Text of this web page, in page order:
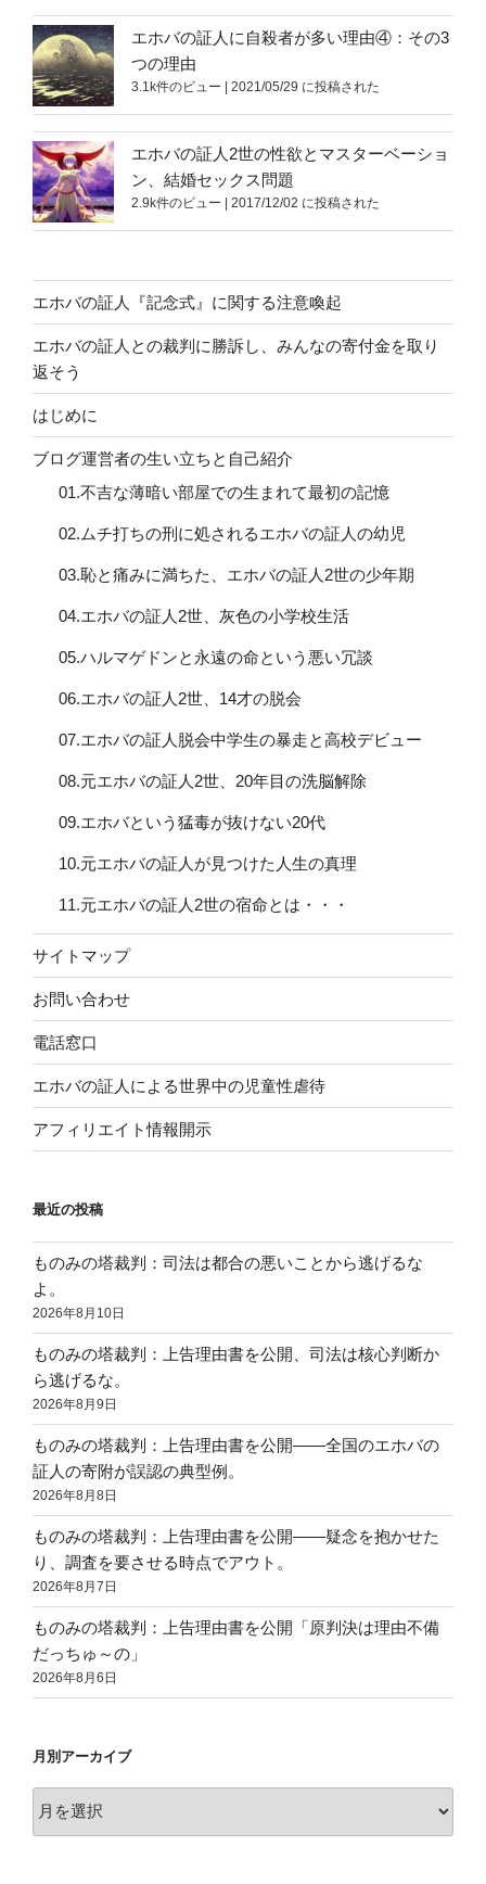
エホバの証人に自殺者が多い理由④：その3
つの理由
3.1k件のビュー | 2021/05/29 に投稿された
エホバの証人2世の性欲とマスターベーショ
ン、結婚セックス問題
2.9k件のビュー | 2017/12/02 に投稿された
エホバの証人『記念式』に関する注意喚起
エホバの証人との裁判に勝訴し、みんなの寄付金を取り
返そう
はじめに
ブログ運営者の生い立ちと自己紹介
01.不吉な薄暗い部屋での生まれて最初の記憶
02.ムチ打ちの刑に処されるエホバの証人の幼児
03.恥と痛みに満ちた、エホバの証人2世の少年期
04.エホバの証人2世、灰色の小学校生活
05.ハルマゲドンと永遠の命という悪い冗談
06.エホバの証人2世、14才の脱会
07.エホバの証人脱会中学生の暴走と高校デビュー
08.元エホバの証人2世、20年目の洗脳解除
09.エホバという猛毒が抜けない20代
10.元エホバの証人が見つけた人生の真理
11.元エホバの証人2世の宿命とは・・・
サイトマップ
お問い合わせ
電話窓口
エホバの証人による世界中の児童性虐待
アフィリエイト情報開示
最近の投稿
ものみの塔裁判：司法は都合の悪いことから逃げるな
よ。
2026年8月10日
ものみの塔裁判：上告理由書を公開、司法は核心判断か
ら逃げるな。
2026年8月9日
ものみの塔裁判：上告理由書を公開——全国のエホバの
証人の寄附が誤認の典型例。
2026年8月8日
ものみの塔裁判：上告理由書を公開——疑念を抱かせた
り、調査を要させる時点でアウト。
2026年8月7日
ものみの塔裁判：上告理由書を公開「原判決は理由不備
だっちゅ～の」
2026年8月6日
月別アーカイブ
別